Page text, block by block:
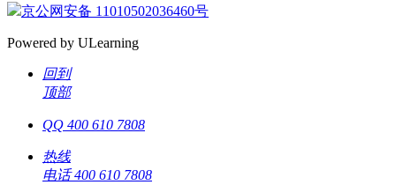
京公网安备 11010502036460号
Powered by ULearning
回到
顶部
QQ 400 610 7808
热线
电话 400 610 7808